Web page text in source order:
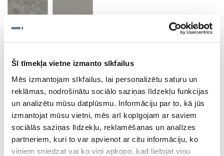
Šī tīmekļa vietne izmanto sīkfailus
Mēs izmantojam sīkfailus, lai personalizētu saturu un
reklāmas, nodrošinātu sociālo saziņas līdzekļu funkcijas
un analizētu mūsu datplūsmu. Informāciju par to, kā jūs
izmantojat mūsu vietni, mēs arī kopīgojam ar saviem
sociālās saziņas līdzekļu, reklamēšanas un analīzes
partneriem, kuri to var apvienot ar citu informāciju, ko
viņiem sniedzat vai ko viņi apkopo, kad lietojat viņu
Calcite grey
Minimālais pasūtījuma apjoms un pasūtīšanas solis 2 loksnes
Ask question
Share product link
Print